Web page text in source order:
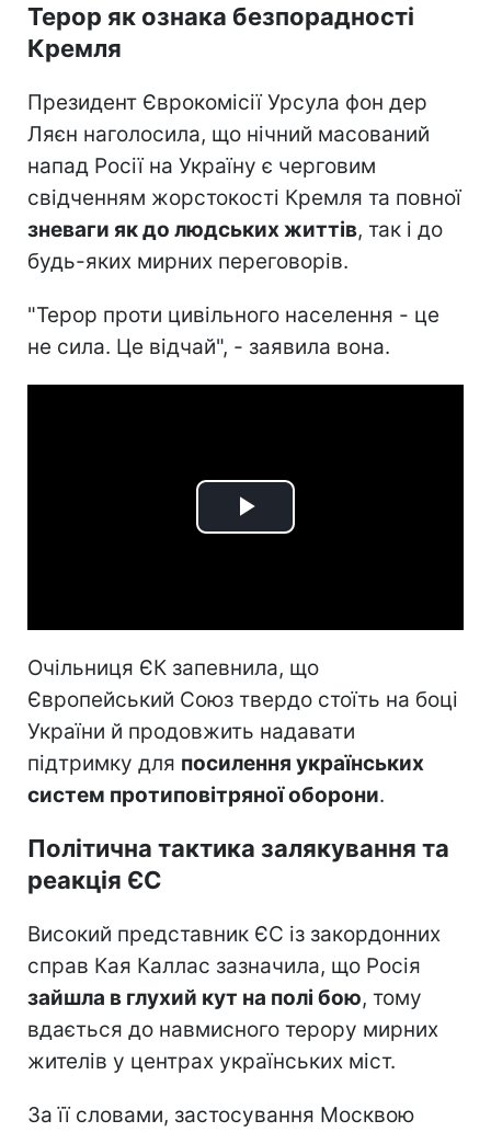
Терор як ознака безпорадності
Кремля
Президент Єврокомісії Урсула фон дер
Ляєн наголосила, що нічний масований
напад Росії на Україну є черговим
свідченням жорстокості Кремля та повної
зневаги як до людських життів, так і до
будь-яких мирних переговорів.
"Терор проти цивільного населення - це
не сила. Це відчай", - заявила вона.
Play
Очільниця ЄК запевнила, що
Європейський Союз твердо стоїть на боці
України й продовжить надавати
підтримку для посилення українських
систем протиповітряної оборони.
Політична тактика залякування та
реакція ЄС
Високий представник ЄС із закордонних
справ Кая Каллас зазначила, що Росія
зайшла в глухий кут на полі бою, тому
вдається до навмисного терору мирних
жителів у центрах українських міст.
За її словами, застосування Москвою